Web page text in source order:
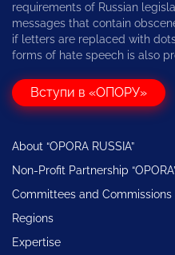
requirements of Russian
messages that contain
if letters are replaced with
forms of hate speech is also
Вступи в «ОПОРУ»
About “OPORA RUSSIA”
Non-Profit Partnership
Committees and Commissions
Regions
Expertise